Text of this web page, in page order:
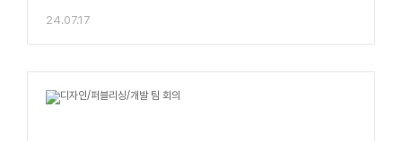
24.07.17